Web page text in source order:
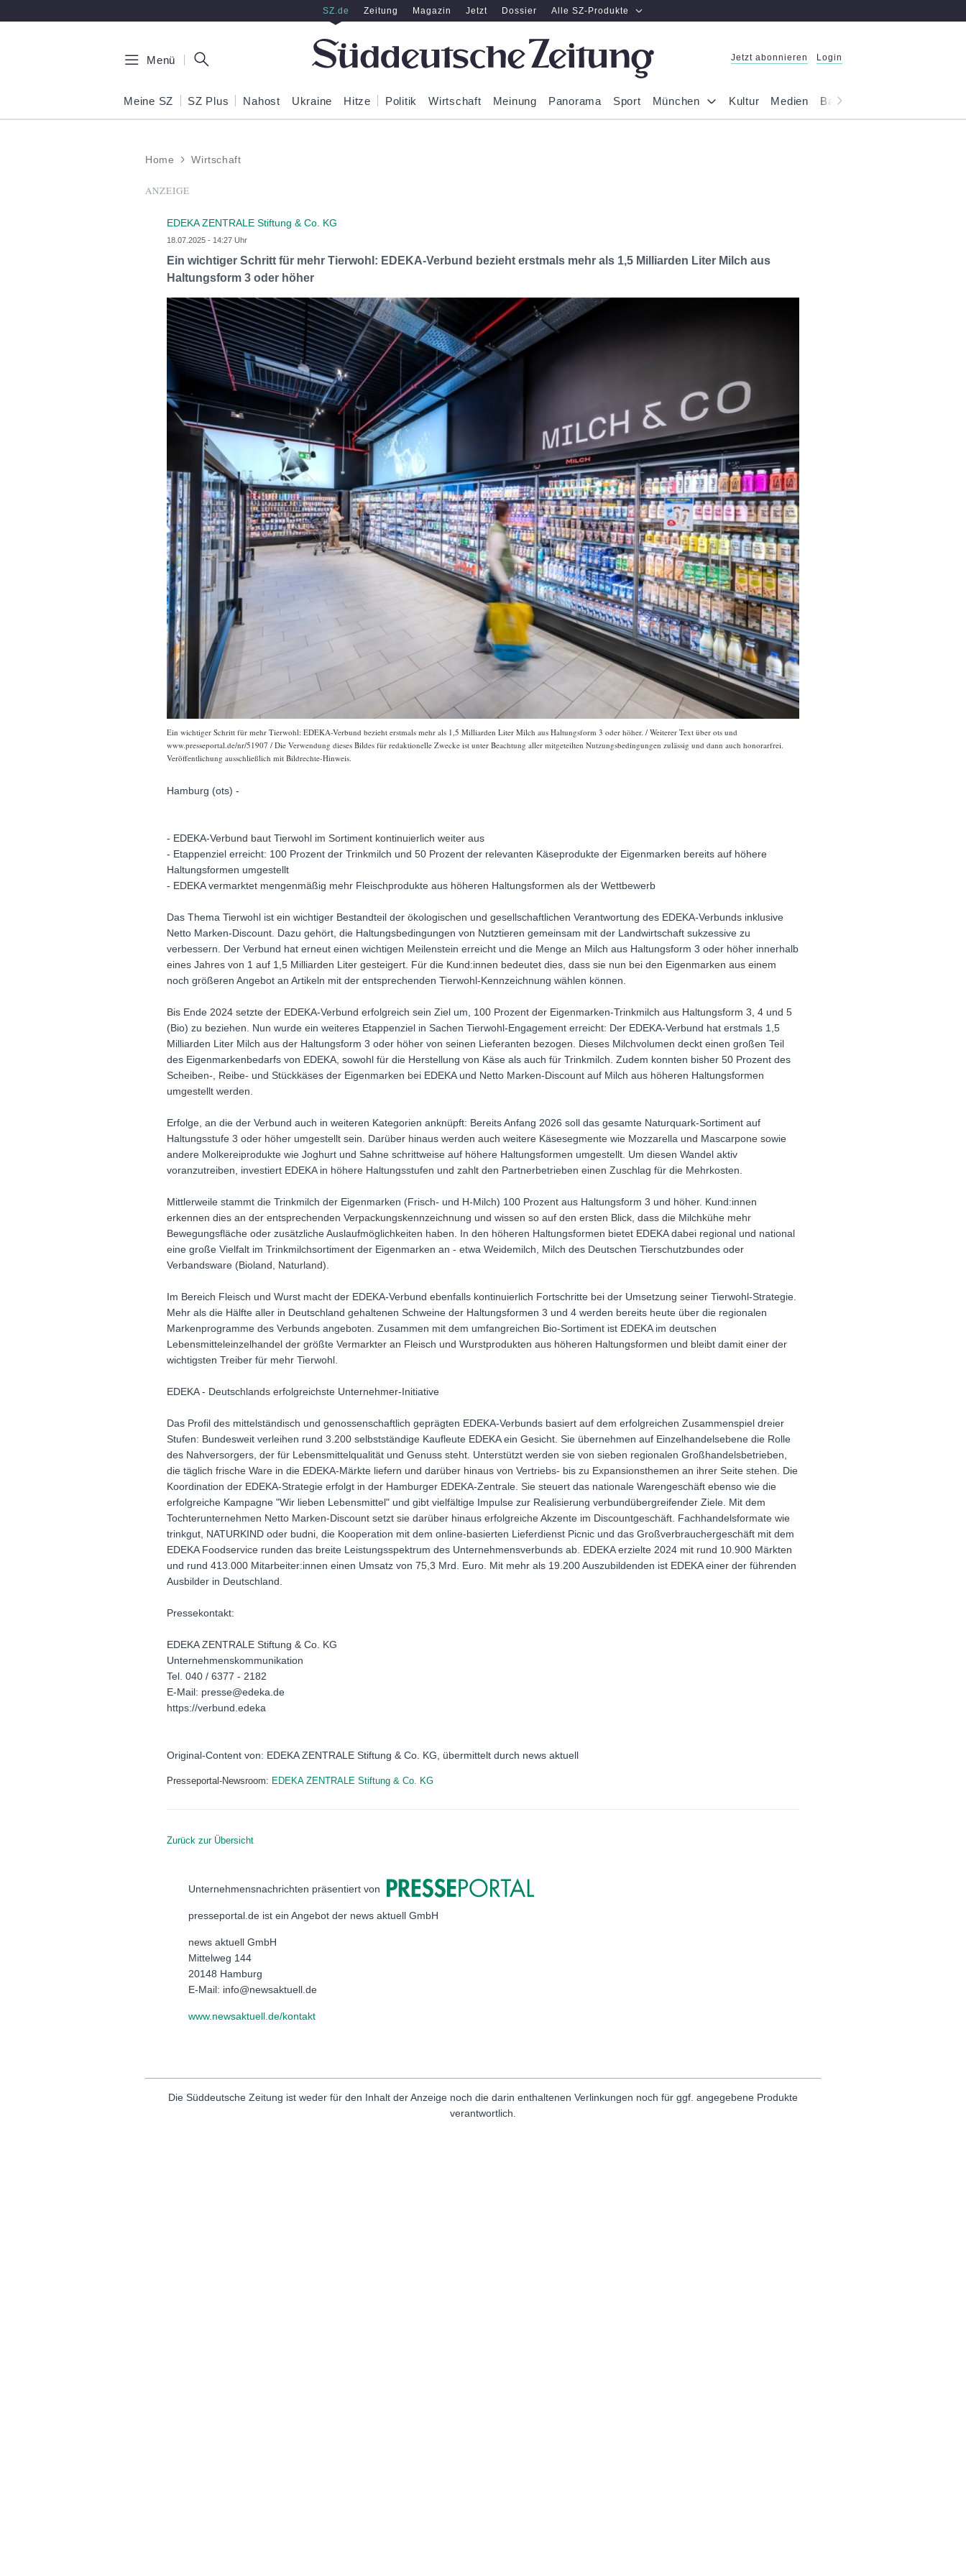
SZ.de Zeitung Magazin Jetzt Dossier Alle SZ-Produkte
Menü Jetzt abonnieren Login
Meine SZ SZ Plus Nahost Ukraine Hitze Politik Wirtschaft Meinung Panorama Sport München Kultur Medien Bayern
Home Wirtschaft
ANZEIGE
EDEKA ZENTRALE Stiftung & Co. KG
18.07.2025 - 14:27 Uhr
Ein wichtiger Schritt für mehr Tierwohl: EDEKA-Verbund bezieht erstmals mehr als 1,5 Milliarden Liter Milch aus
Haltungsform 3 oder höher
Ein wichtiger Schritt für mehr Tierwohl: EDEKA-Verbund bezieht erstmals mehr als 1,5 Milliarden Liter Milch aus Haltungsform 3 oder höher. / Weiterer Text über ots und
www.presseportal.de/nr/51907 / Die Verwendung dieses Bildes für redaktionelle Zwecke ist unter Beachtung aller mitgeteilten Nutzungsbedingungen zulässig und dann auch honorarfrei.
Veröffentlichung ausschließlich mit Bildrechte-Hinweis.
Hamburg (ots) -
- EDEKA-Verbund baut Tierwohl im Sortiment kontinuierlich weiter aus
- Etappenziel erreicht: 100 Prozent der Trinkmilch und 50 Prozent der relevanten Käseprodukte der Eigenmarken bereits auf höhere
Haltungsformen umgestellt
- EDEKA vermarktet mengenmäßig mehr Fleischprodukte aus höheren Haltungsformen als der Wettbewerb
Das Thema Tierwohl ist ein wichtiger Bestandteil der ökologischen und gesellschaftlichen Verantwortung des EDEKA-Verbunds inklusive
Netto Marken-Discount. Dazu gehört, die Haltungsbedingungen von Nutztieren gemeinsam mit der Landwirtschaft sukzessive zu
verbessern. Der Verbund hat erneut einen wichtigen Meilenstein erreicht und die Menge an Milch aus Haltungsform 3 oder höher innerhalb
eines Jahres von 1 auf 1,5 Milliarden Liter gesteigert. Für die Kund:innen bedeutet dies, dass sie nun bei den Eigenmarken aus einem
noch größeren Angebot an Artikeln mit der entsprechenden Tierwohl-Kennzeichnung wählen können.
Bis Ende 2024 setzte der EDEKA-Verbund erfolgreich sein Ziel um, 100 Prozent der Eigenmarken-Trinkmilch aus Haltungsform 3, 4 und 5
(Bio) zu beziehen. Nun wurde ein weiteres Etappenziel in Sachen Tierwohl-Engagement erreicht: Der EDEKA-Verbund hat erstmals 1,5
Milliarden Liter Milch aus der Haltungsform 3 oder höher von seinen Lieferanten bezogen. Dieses Milchvolumen deckt einen großen Teil
des Eigenmarkenbedarfs von EDEKA, sowohl für die Herstellung von Käse als auch für Trinkmilch. Zudem konnten bisher 50 Prozent des
Scheiben-, Reibe- und Stückkäses der Eigenmarken bei EDEKA und Netto Marken-Discount auf Milch aus höheren Haltungsformen
umgestellt werden.
Erfolge, an die der Verbund auch in weiteren Kategorien anknüpft: Bereits Anfang 2026 soll das gesamte Naturquark-Sortiment auf
Haltungsstufe 3 oder höher umgestellt sein. Darüber hinaus werden auch weitere Käsesegmente wie Mozzarella und Mascarpone sowie
andere Molkereiprodukte wie Joghurt und Sahne schrittweise auf höhere Haltungsformen umgestellt. Um diesen Wandel aktiv
voranzutreiben, investiert EDEKA in höhere Haltungsstufen und zahlt den Partnerbetrieben einen Zuschlag für die Mehrkosten.
Mittlerweile stammt die Trinkmilch der Eigenmarken (Frisch- und H-Milch) 100 Prozent aus Haltungsform 3 und höher. Kund:innen
erkennen dies an der entsprechenden Verpackungskennzeichnung und wissen so auf den ersten Blick, dass die Milchkühe mehr
Bewegungsfläche oder zusätzliche Auslaufmöglichkeiten haben. In den höheren Haltungsformen bietet EDEKA dabei regional und national
eine große Vielfalt im Trinkmilchsortiment der Eigenmarken an - etwa Weidemilch, Milch des Deutschen Tierschutzbundes oder
Verbandsware (Bioland, Naturland).
Im Bereich Fleisch und Wurst macht der EDEKA-Verbund ebenfalls kontinuierlich Fortschritte bei der Umsetzung seiner Tierwohl-Strategie.
Mehr als die Hälfte aller in Deutschland gehaltenen Schweine der Haltungsformen 3 und 4 werden bereits heute über die regionalen
Markenprogramme des Verbunds angeboten. Zusammen mit dem umfangreichen Bio-Sortiment ist EDEKA im deutschen
Lebensmitteleinzelhandel der größte Vermarkter an Fleisch und Wurstprodukten aus höheren Haltungsformen und bleibt damit einer der
wichtigsten Treiber für mehr Tierwohl.
EDEKA - Deutschlands erfolgreichste Unternehmer-Initiative
Das Profil des mittelständisch und genossenschaftlich geprägten EDEKA-Verbunds basiert auf dem erfolgreichen Zusammenspiel dreier
Stufen: Bundesweit verleihen rund 3.200 selbstständige Kaufleute EDEKA ein Gesicht. Sie übernehmen auf Einzelhandelsebene die Rolle
des Nahversorgers, der für Lebensmittelqualität und Genuss steht. Unterstützt werden sie von sieben regionalen Großhandelsbetrieben,
die täglich frische Ware in die EDEKA-Märkte liefern und darüber hinaus von Vertriebs- bis zu Expansionsthemen an ihrer Seite stehen. Die
Koordination der EDEKA-Strategie erfolgt in der Hamburger EDEKA-Zentrale. Sie steuert das nationale Warengeschäft ebenso wie die
erfolgreiche Kampagne "Wir lieben Lebensmittel" und gibt vielfältige Impulse zur Realisierung verbundübergreifender Ziele. Mit dem
Tochterunternehmen Netto Marken-Discount setzt sie darüber hinaus erfolgreiche Akzente im Discountgeschäft. Fachhandelsformate wie
trinkgut, NATURKIND oder budni, die Kooperation mit dem online-basierten Lieferdienst Picnic und das Großverbrauchergeschäft mit dem
EDEKA Foodservice runden das breite Leistungsspektrum des Unternehmensverbunds ab. EDEKA erzielte 2024 mit rund 10.900 Märkten
und rund 413.000 Mitarbeiter:innen einen Umsatz von 75,3 Mrd. Euro. Mit mehr als 19.200 Auszubildenden ist EDEKA einer der führenden
Ausbilder in Deutschland.
Pressekontakt:
EDEKA ZENTRALE Stiftung & Co. KG
Unternehmenskommunikation
Tel. 040 / 6377 - 2182
E-Mail: presse@edeka.de
https://verbund.edeka
Original-Content von: EDEKA ZENTRALE Stiftung & Co. KG, übermittelt durch news aktuell
Presseportal-Newsroom: EDEKA ZENTRALE Stiftung & Co. KG
Zurück zur Übersicht
Unternehmensnachrichten präsentiert von
presseportal.de ist ein Angebot der news aktuell GmbH
news aktuell GmbH
Mittelweg 144
20148 Hamburg
E-Mail: info@newsaktuell.de
www.newsaktuell.de/kontakt
Die Süddeutsche Zeitung ist weder für den Inhalt der Anzeige noch die darin enthaltenen Verlinkungen noch für ggf. angegebene Produkte
verantwortlich.